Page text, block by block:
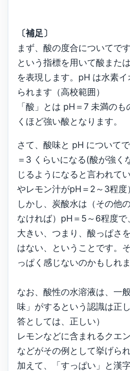
〔補足〕
まず、酸の度合についてで
という指標を用いて酸また
を表現します。pH は水素
られます（高校範囲）
「酸」とは pH＝7 未満のも
くほど強い酸となります。
さて、酸味と pH について
＝3 くらいになる(酸が強く
じるようになると言われて
やレモン汁がpH＝2～3程度
しかし、炭酸水は（その他
なければ）pH＝5～6程度で
大きい、つまり、酸っぱさ
はない、ということです。
っぱく感じないのかもしれま
なお、酸性の水溶液は、一
味」がするという認識は正
答としては、正しい）
レモンなどに含まれるクエ
などがその例として挙げられ
加えて、「すっぱい」と漢